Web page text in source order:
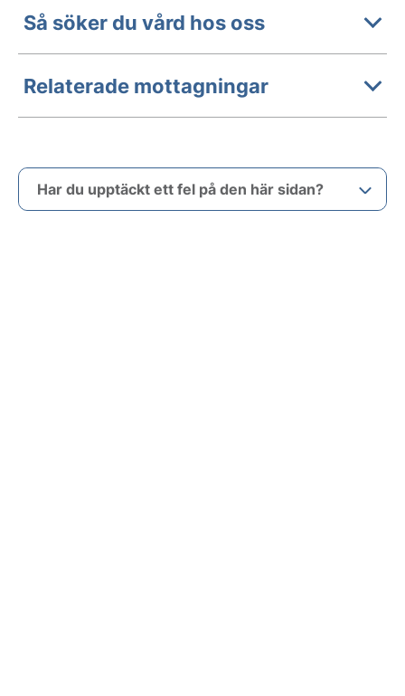
Så söker du vård hos oss
Relaterade mottagningar
Har du upptäckt ett fel på den här sidan?